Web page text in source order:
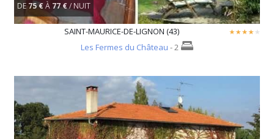
DE75 €À 77 €/ NUIT
SAINT-MAURICE-DE-LIGNON (43)
Les Fermes du Château - 2